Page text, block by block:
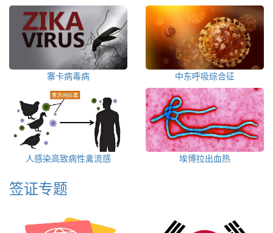
寨卡病毒病 中东呼吸综合征
人感染高致病性禽流感 埃博拉出血热
签证专题